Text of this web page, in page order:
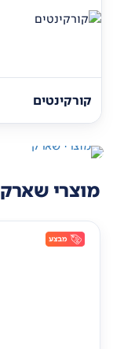
קורקינטים
מוצרי שארק